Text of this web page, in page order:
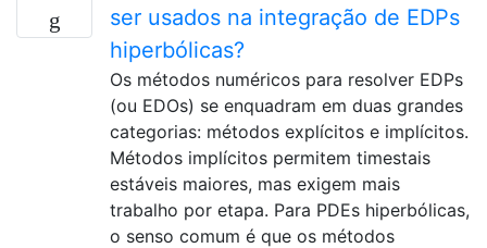
ser usados ​​na integração de EDPs
hiperbólicas?
Os métodos numéricos para resolver EDPs
(ou EDOs) se enquadram em duas grandes
categorias: métodos explícitos e implícitos.
Métodos implícitos permitem timestais
estáveis ​​maiores, mas exigem mais
trabalho por etapa. Para PDEs hiperbólicas,
o senso comum é que os métodos